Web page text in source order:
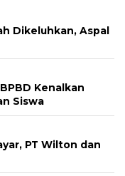
Dikeluhkan, Aspal
Kenalkan
Siswa
PT Wilton dan